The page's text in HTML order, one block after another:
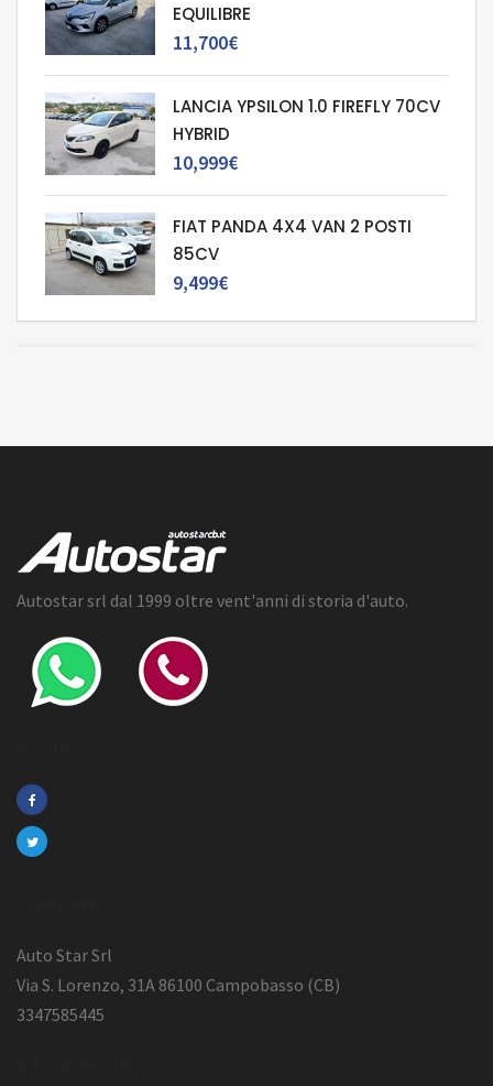
EQUILIBRE
11,700€
LANCIA YPSILON 1.0 FIREFLY 70CV
HYBRID
10,999€
FIAT PANDA 4X4 VAN 2 POSTI
85CV
9,499€
Autostar srl dal 1999 oltre vent'anni di storia d'auto.
Auto Star Srl
Via S. Lorenzo, 31A 86100 Campobasso (CB)
3347585445